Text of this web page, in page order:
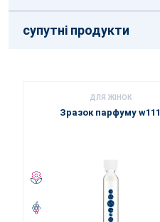
супутні продукти
ДЛЯ ЖІНОК
Зразок парфуму w111